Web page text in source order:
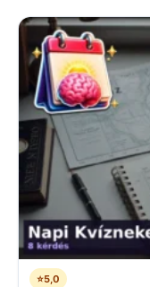
⭐5,0